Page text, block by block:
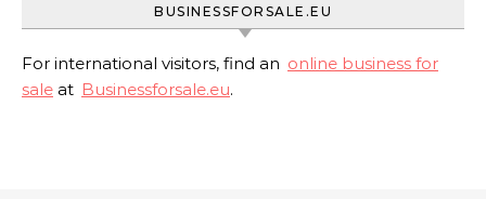
BUSINESSFORSALE.EU
For international visitors, find an online business for
sale at Businessforsale.eu.